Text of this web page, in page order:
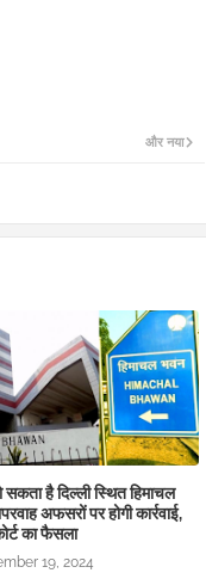
और नया
सकता है दिल्ली स्थित हिमाचल
अफसरों पर होगी कार्रवाई,
का फैसला
19, 2024